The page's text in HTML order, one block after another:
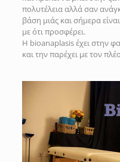
πολυτέλεια αλλά σαν
βάση μιάς και σήμερα
με ότι προσφέρει.
Η bioanaplasis έχει στην
και την παρέχει με τον